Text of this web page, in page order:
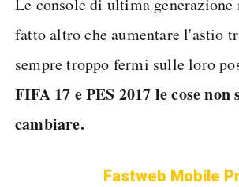
Le console di ultima generazione
fatto altro che aumentare l'astio
sempre troppo fermi sulle loro
FIFA 17 e PES 2017 le cose non
cambiare.
Fastweb Mobile